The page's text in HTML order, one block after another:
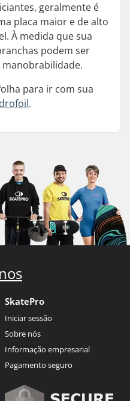
geralmente é
placa maior e de alto
À medida que sua
podem ser
para ir com sua
.
SkatePro
Iniciar sessão
Sobre nós
Informação empresarial
Pagamento seguro